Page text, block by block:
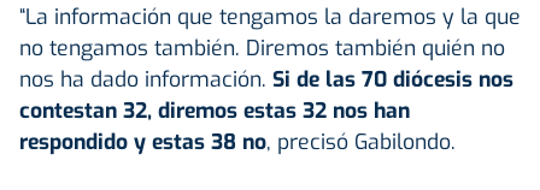
“La información que tengamos la daremos y la que
no tengamos también. Diremos también quién no
nos ha dado información. Si de las 70 diócesis nos
contestan 32, diremos estas 32 nos han
respondido y estas 38 no, precisó Gabilondo.